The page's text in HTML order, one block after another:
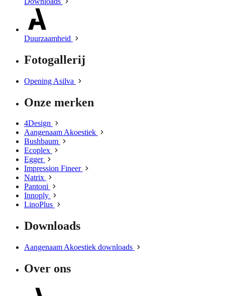
Duurzaamheid
Fotogallerij
Opening Asilva
Onze merken
4Design
Aangenaam Akoestiek
Bushbaum
Ecoplex
Egger
Impression Fineer
Natrix
Pantoni
Innoply
LinoPlus
Downloads
Aangenaam Akoestiek downloads
Over ons